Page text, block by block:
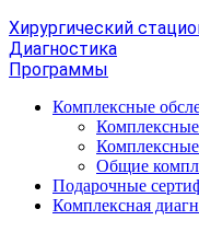
Хирургический
Диагностика
Программы
Комплексные
Общие
Подарочные
Комплексная